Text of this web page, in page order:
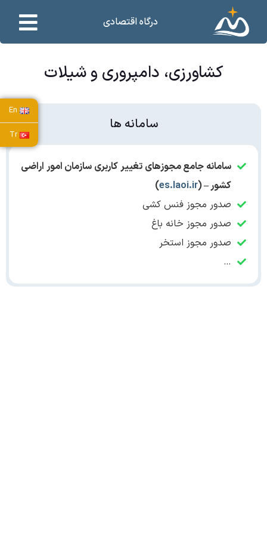
درگاه اقتصادی
En
Tr
کشاورزی، دامپروری و شیلات
سامانه ها
سامانه جامع مجوزهای تغییر کاربری سازمان امور اراضی
کشور – (es.laoi.ir
)
صدور مجوز فنس کشی
صدور مجوز خانه باغ
صدور مجوز استخر
…